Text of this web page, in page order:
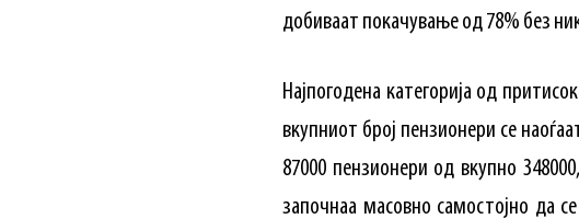
добиваат покачување од 78% без
Најпогодена категорија од
вкупниот број пензионери се
87000 пензионери од вкупно
започнаа масовно самостојно да